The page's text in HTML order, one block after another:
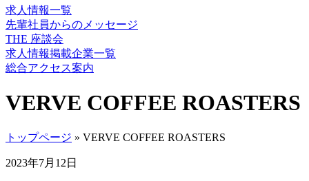
求人情報一覧
先輩社員からのメッセージ
THE 座談会
求人情報掲載企業一覧
総合アクセス案内
VERVE COFFEE ROASTERS
トップページ » VERVE COFFEE ROASTERS
2023年7月12日